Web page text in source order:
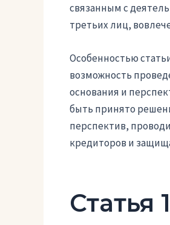
связанным с
третьих лиц,
Особенностью
возможность
основания и
быть принято
перспектив,
кредиторов и
Статья